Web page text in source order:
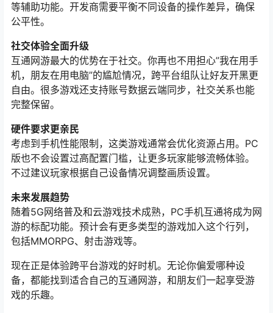
等辅助功能。开发商需要平衡不同设备的操作差异，确保
公平性。
社交体验全面升级
互通网游最大的优势在于社交。你再也不用担心”我在用手
机，朋友在用电脑”的尴尬情况，跨平台组队让好友开黑更
自由。很多游戏还支持账号数据云端同步，社交关系也能
完整保留。
硬件要求更亲民
考虑到手机性能限制，这类游戏通常会优化资源占用。PC
版也不会设置过高配置门槛，让更多玩家能够流畅体验。
不过建议玩家根据自己设备情况调整画质设置。
未来发展趋势
随着5G网络普及和云游戏技术成熟，PC手机互通将成为网
游的标配功能。预计会有更多类型的游戏加入这个行列，
包括MMORPG、射击游戏等。
现在正是体验跨平台游戏的好时机。无论你偏爱哪种设
备，都能找到适合自己的互通网游，和朋友们一起享受游
戏的乐趣。